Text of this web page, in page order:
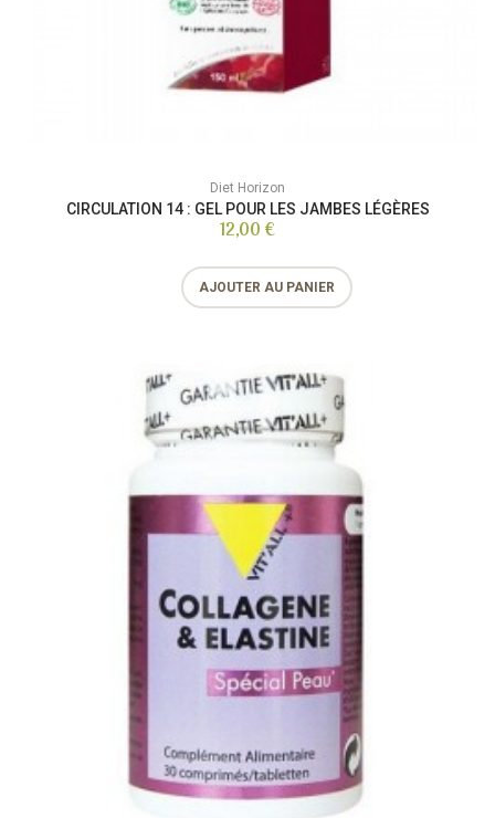
Diet Horizon
CIRCULATION 14 : GEL POUR LES JAMBES LÉGÈRES
12,00 €
AJOUTER AU PANIER